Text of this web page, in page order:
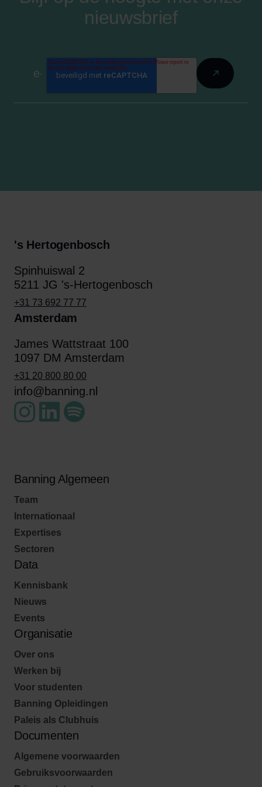
nieuwsbrief
's Hertogenbosch
Spinhuiswal 2
5211 JG 's-Hertogenbosch
+31 73 692 77 77
Amsterdam
James Wattstraat 100
1097 DM Amsterdam
+31 20 800 80 00
info@banning.nl
Banning Algemeen
Team
Internationaal
Expertises
Sectoren
Data
Kennisbank
Nieuws
Events
Organisatie
Over ons
Werken bij
Voor studenten
Banning Opleidingen
Paleis als Clubhuis
Documenten
Algemene voorwaarden
Gebruiksvoorwaarden